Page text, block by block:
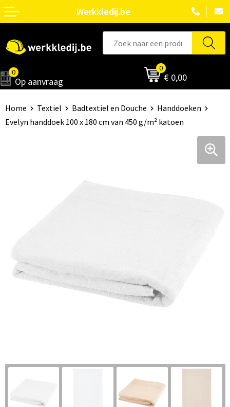
Werkkledij.be
0
Op aanvraag
0
€ 0,00
Home Textiel Badtextiel en Douche
Handdoeken
Evelyn handdoek 100 x 180 cm van 450 g/m² katoen